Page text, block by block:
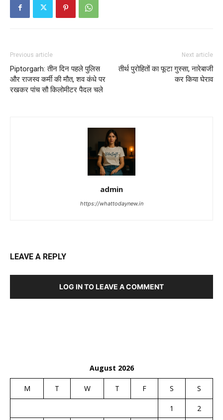
Previous article
Piptorgarh: तीन दिन पहले पुलिस
और राजस्व कर्मी की मौत, शव कंधे पर
रखकर पांच सौ किलोमीटर पैदल चले
Next article
तीर्थ पुरोहितों का फूटा गुस्सा, नारेबाजी
कर किया घेराव
admin
https://whattodaynew.in
LEAVE A REPLY
LOG IN TO LEAVE A COMMENT
August 2026
M T W T F S S
1 2